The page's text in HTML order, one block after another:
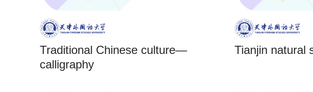
Traditional Chinese culture—
calligraphy
Tianjin natural